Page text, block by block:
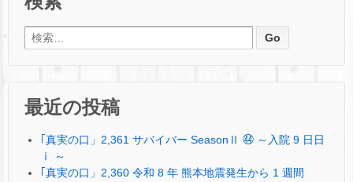
検索:
最近の投稿
｢真実の口」2,361 サバイバー SeasonⅡ ㊹ ～入院 9 日日
ⅰ ～
｢真実の口」2,360 令和 8 年 熊本地震発生から 1 週間